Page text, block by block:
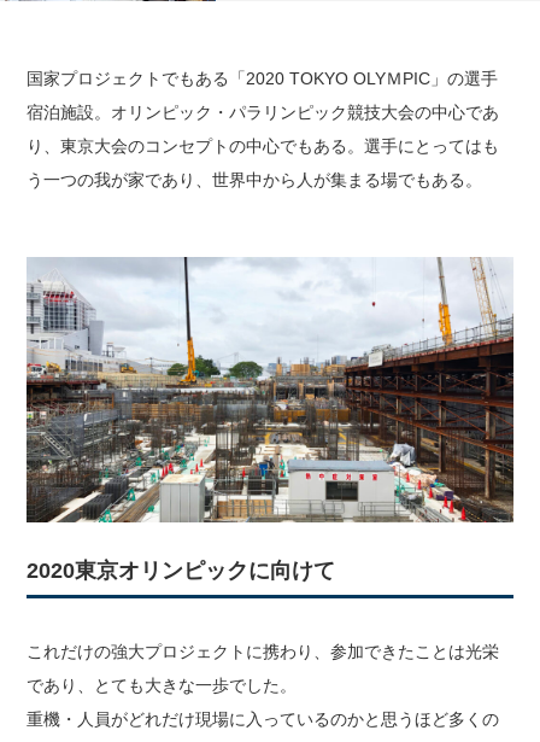
国家プロジェクトでもある「2020 TOKYO OLYＭPIC」の選手
宿泊施設。オリンピック・パラリンピック競技大会の中心であ
り、東京大会のコンセプトの中心でもある。選手にとってはも
う一つの我が家であり、世界中から人が集まる場でもある。
2020東京オリンピックに向けて
これだけの強大プロジェクトに携わり、参加できたことは光栄
であり、とても大きな一歩でした。
重機・人員がどれだけ現場に入っているのかと思うほど多くの